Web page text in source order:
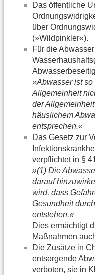
Das öffentliche
über
(»Wildpinkler«).
Für die
»Abwasser ist
Allgemeinheit
der
häuslichem
entsprechen.«
Das Gesetz zur
verpflichtet in §
»(1) Die
darauf
wird, dass
Gesundheit
entstehen.«
Dies ermächtigt
Maßnahmen
Die Zusätze in
entsorgende
verboten, sie in